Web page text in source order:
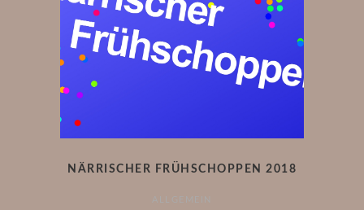
NÄRRISCHER FRÜHSCHOPPEN 2018